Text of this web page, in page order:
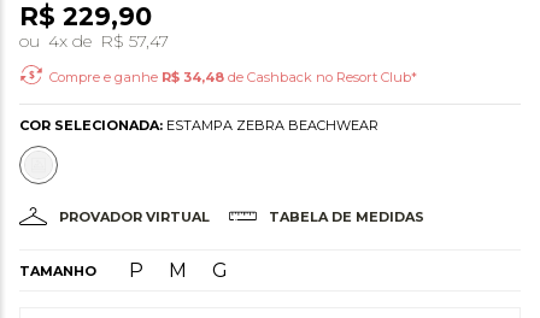
R$ 229,90
ou 4x de R$ 57,47
Compre e ganhe R$ 34,48 de Cashback no Resort Club*
COR SELECIONADA: ESTAMPA ZEBRA BEACHWEAR
PROVADOR VIRTUAL TABELA DE MEDIDAS
TAMANHO G
M
P